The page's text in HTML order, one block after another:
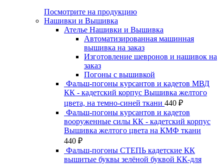
Посмотрите на продукцию
Нашивки и Вышивка
Ателье Нашивки и Вышивка
Автоматизированная машинная
вышивка на заказ
Изготовление шевронов и нашивок на
заказ
Погоны с вышивкой
Фальш-погоны курсантов и кадетов МВД
КК - кадетский корпус Вышивка желтого
цвета, на темно-синей ткани 440 ₽
Фальш-погоны курсантов и кадетов
вооруженные силы КК - кадетский корпус
Вышивка желтого цвета на КМФ ткани
440 ₽
Фальш-погоны СТЕПЬ кадетские КК
вышитые буквы зелёной буквой КК-для